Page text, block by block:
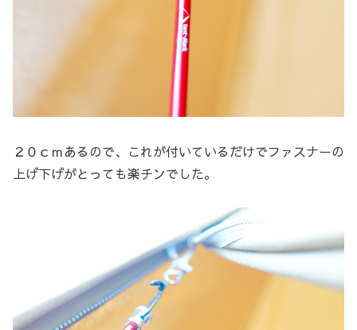
２０ｃｍあるので、これが付いているだけでファスナーの
上げ下げがとっても楽チンでした。